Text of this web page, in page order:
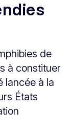
de
à constituer
lancée à la
États